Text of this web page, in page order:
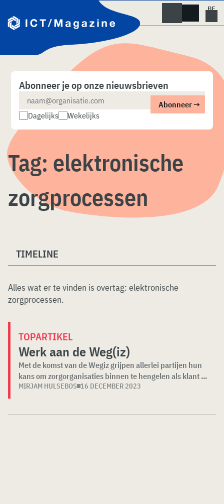
naar
content
Abonneer je op onze nieuwsbrieven
Dagelijks Wekelijks
Tag: elektronische
zorgprocessen
TIMELINE
Alles wat er te vinden is overtag: elektronische
zorgprocessen.
TOPARTIKEL
Werk aan de Weg(iz)
Met de komst van de Wegiz grijpen allerlei partijen hun
kans om zorgorganisaties binnen te hengelen als klant ...
MIRJAM HULSEBOS 16 DECEMBER 2023